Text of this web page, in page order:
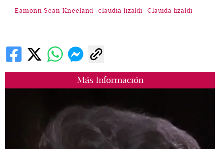
Más Información
Eamonn Sean Kneeland claudia lizaldi Clauida lizaldi